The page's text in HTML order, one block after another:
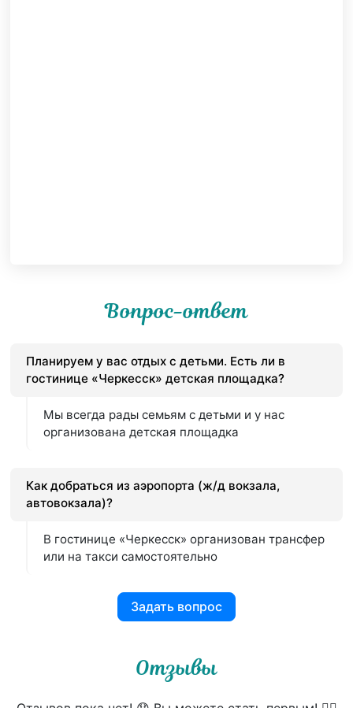
Вопрос-ответ
Планируем у вас отдых с детьми. Есть ли в
гостинице «Черкесск» детская площадка?
Мы всегда рады семьям с детьми и у нас
организована детская площадка
Как добраться из аэропорта (ж/д вокзала,
автовокзала)?
В гостинице «Черкесск» организован трансфер
или на такси самостоятельно
Задать вопрос
Отзывы